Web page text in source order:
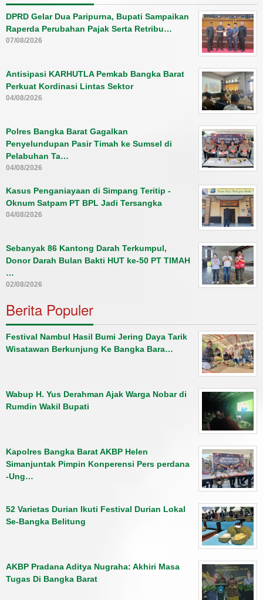
DPRD Gelar Dua Paripurna, Bupati Sampaikan
Raperda Perubahan Pajak Serta Retribu…
07/08/2026
Antisipasi KARHUTLA Pemkab Bangka Barat
Perkuat Kordinasi Lintas Sektor
04/08/2026
Polres Bangka Barat Gagalkan
Penyelundupan Pasir Timah ke Sumsel di
Pelabuhan Ta…
04/08/2026
Kasus Penganiayaan di Simpang Teritip -
Oknum Satpam PT BPL Jadi Tersangka
04/08/2026
Sebanyak 86 Kantong Darah Terkumpul,
Donor Darah Bulan Bakti HUT ke-50 PT TIMAH
…
02/08/2026
Berita Populer
Festival Nambul Hasil Bumi Jering Daya Tarik
Wisatawan Berkunjung Ke Bangka Bara…
Wabup H. Yus Derahman Ajak Warga Nobar di
Rumdin Wakil Bupati
Kapolres Bangka Barat AKBP Helen
Simanjuntak Pimpin Konperensi Pers perdana
-Ung…
52 Varietas Durian Ikuti Festival Durian Lokal
Se-Bangka Belitung
AKBP Pradana Aditya Nugraha: Akhiri Masa
Tugas Di Bangka Barat